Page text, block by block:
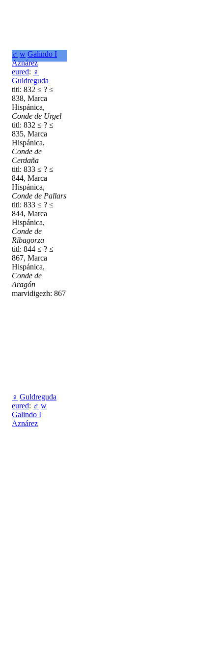
♂ w Galindo I
Aznárez
eured: ♀
Guldreguda
titl: 832 ≤ ? ≤
838, Marca
Hispánica,
Conde de Urgel
titl: 832 ≤ ? ≤
835, Marca
Hispánica,
Conde de
Cerdaña
titl: 833 ≤ ? ≤
844, Marca
Hispánica,
Conde de Pallars
titl: 833 ≤ ? ≤
844, Marca
Hispánica,
Conde de
Ribagorza
titl: 844 ≤ ? ≤
867, Marca
Hispánica,
Conde de
Aragón
marvidigezh: 867
♀ Guldreguda
eured: ♂ w
Galindo I
Aznárez